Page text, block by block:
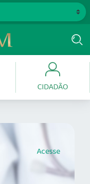
CIDADÃO
Acesse